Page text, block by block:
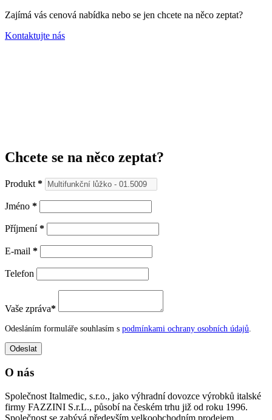
Zajímá vás cenová nabídka nebo se jen chcete na něco zeptat?
Kontaktujte nás
Chcete se na něco zeptat?
Produkt *
Jméno *
Příjmení*
E-mail *
Telefon
Vaše zpráva*
Odesláním formuláře souhlasím s podmínkami ochrany osobních údajů
O nás
Společnost Italmedic, s.r.o., jako výhradní dovozce výrobků italské
firmy FAZZINI S.r.L., působí na českém trhu již od roku 1996.